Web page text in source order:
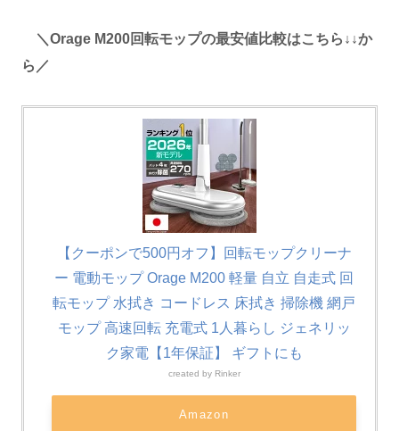
＼Orage M200回転モップの最安値比較はこちら↓↓か
ら／
【クーポンで500円オフ】回転モップクリーナ
ー 電動モップ Orage M200 軽量 自立 自走式 回
転モップ 水拭き コードレス 床拭き 掃除機 網戸
モップ 高速回転 充電式 1人暮らし ジェネリッ
ク家電【1年保証】 ギフトにも
created by Rinker
Amazon